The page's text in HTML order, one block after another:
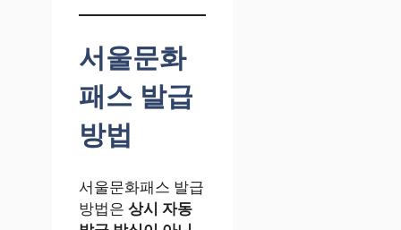
서울문화
패스 발급
방법
서울문화패스 발급
방법은 상시 자동